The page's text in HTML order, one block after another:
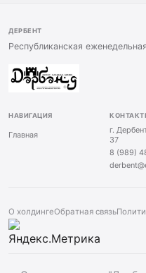
ДЕРБЕНТ
Республиканская
НАВИГАЦИЯ
Главная
г.
37
8 (989)
О холдингеОбратная связь